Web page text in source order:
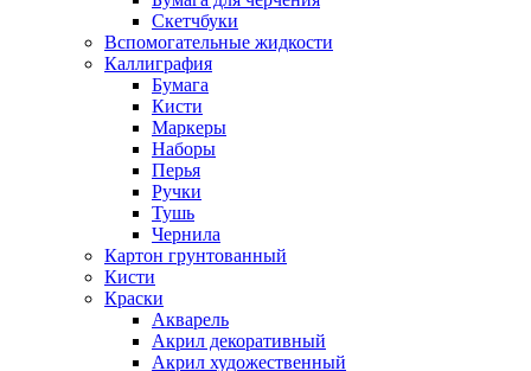
Скетчбуки
Вспомогательные жидкости
Каллиграфия
Бумага
Кисти
Маркеры
Наборы
Перья
Ручки
Тушь
Чернила
Картон грунтованный
Кисти
Краски
Акварель
Акрил декоративный
Акрил художественный